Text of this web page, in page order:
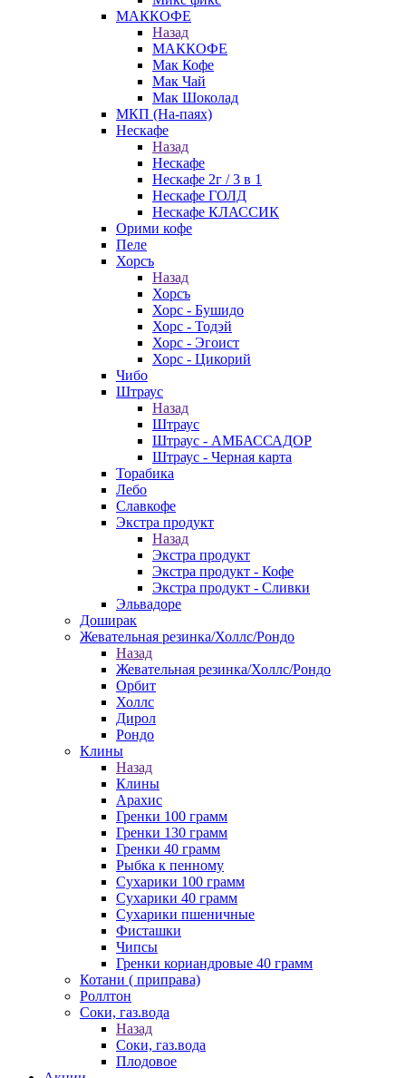
МАККОФЕ
Назад
МАККОФЕ
Мак Кофе
Мак Чай
Мак Шоколад
МКП (На-паях)
Нескафе
Назад
Нескафе
Нескафе 2г / 3 в 1
Нескафе ГОЛД
Нескафе КЛАССИК
Орими кофе
Пеле
Хорсъ
Назад
Хорсъ
Хорс - Бушидо
Хорс - Тодэй
Хорс - Эгоист
Хорс - Цикорий
Чибо
Штраус
Назад
Штраус
Штраус - АМБАССАДОР
Штраус - Черная карта
Торабика
Лебо
Славкофе
Экстра продукт
Назад
Экстра продукт
Экстра продукт - Кофе
Экстра продукт - Сливки
Эльвадоре
Доширак
Жевательная резинка/Холлс/Рондо
Назад
Жевательная резинка/Холлс/Рондо
Орбит
Холлс
Дирол
Рондо
Клины
Назад
Клины
Арахис
Гренки 100 грамм
Гренки 130 грамм
Гренки 40 грамм
Рыбка к пенному
Сухарики 100 грамм
Сухарики 40 грамм
Сухарики пшеничные
Фисташки
Чипсы
Гренки кориандровые 40 грамм
Котани ( приправа)
Роллтон
Соки, газ.вода
Назад
Соки, газ.вода
Плодовое